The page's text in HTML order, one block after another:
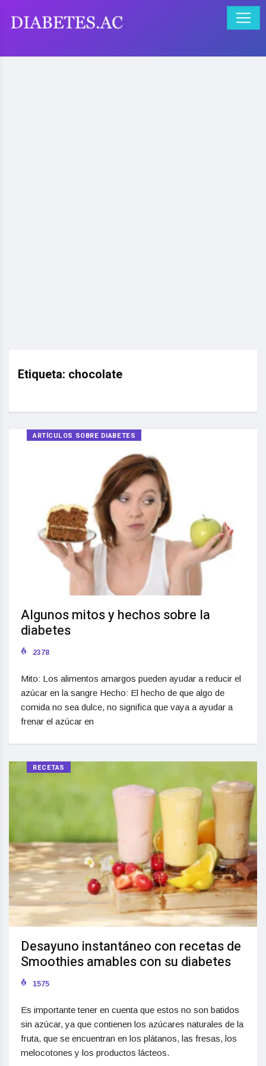
Etiqueta: chocolate
ARTÍCULOS SOBRE DIABETES
Algunos mitos y hechos sobre la
diabetes
2378
Mito: Los alimentos amargos pueden ayudar a reducir el
azúcar en la sangre Hecho: El hecho de que algo de
comida no sea dulce, no significa que vaya a ayudar a
frenar el azúcar en
RECETAS
Desayuno instantáneo con recetas de
Smoothies amables con su diabetes
1575
Es importante tener en cuenta que estos no son batidos
sin azúcar, ya que contienen los azúcares naturales de la
fruta, que se encuentran en los plátanos, las fresas, los
melocotones y los productos lácteos.